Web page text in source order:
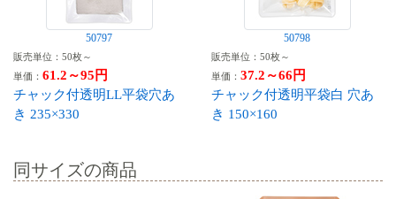
50797
販売単位：50枚～
単価： 61.2～95円
チャック付透明LL平袋穴あ
き 235×330
50798
販売単位：50枚～
単価： 37.2～66円
チャック付透明平袋白 穴あ
き 150×160
同サイズの商品